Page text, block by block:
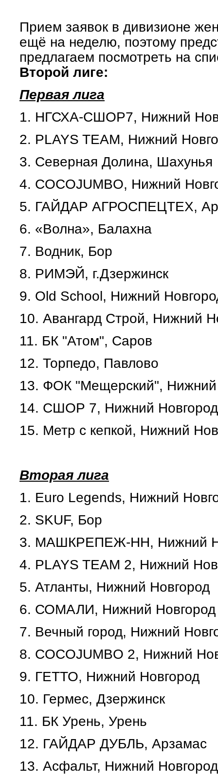
Прием заявок в дивизионе
ещё на неделю, поэтому
предлагаем посмотреть на
Второй лиге:
Первая лига
1. НГСХА-СШОР7, Нижний
2. PLAYS TEAM, Нижний
3. Северная Долина, Шахунья
4. COCOJUMBO, Нижний
5. ГАЙДАР АГРОСПЕЦТЕХ,
6. «Волна», Балахна
7. Водник, Бор
8. РИМЭЙ, г.Дзержинск
9. Old School, Нижний
10. Авангард Строй, Нижний
11. БК "Атом", Саров
12. Торпедо, Павлово
13. ФОК "Мещерский", Нижний
14. СШОР 7, Нижний Новгород
15. Метр с кепкой, Нижний
Вторая лига
1. Euro Legends, Нижний
2. SKUF, Бор
3. МАШКРЕПЕЖ-НН, Нижний
4. PLAYS TEAM 2, Нижний
5. Атланты, Нижний Новгород
6. СОМАЛИ, Нижний Новгород
7. Вечный город, Нижний
8. COCOJUMBO 2, Нижний
9. ГЕТТО, Нижний Новгород
10. Гермес, Дзержинск
11. БК Урень, Урень
12. ГАЙДАР ДУБЛЬ, Арзамас
13. Асфальт, Нижний Новгород